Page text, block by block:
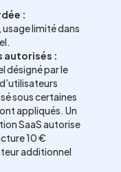
:
limité dans
autorisés :
désigné par le
sous certaines
appliqués. Un
SaaS autorise
10 €
additionnel